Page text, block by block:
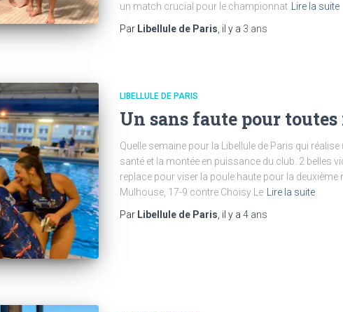
un match crucial pour le championnat
Lire la suite
Par Libellule de Paris , il y a 3 ans
LIBELLULE DE PARIS
Un sans faute pour toutes
Quelle semaine pour la Libellule de Paris qui
santé et la montée en puissance du club. 2 belles
replace pour viser la poule haute pour la
Mulhouse, 17-9 contre Choisy Le
Lire la suite
Par Libellule de Paris , il y a 4 ans